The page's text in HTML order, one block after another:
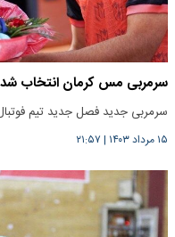
سرمربی مس کرمان انتخاب شد
سرمربی جدید فصل جدید تیم
۱۵ مرداد ۱۴۰۳ | ۲۱:۵۷